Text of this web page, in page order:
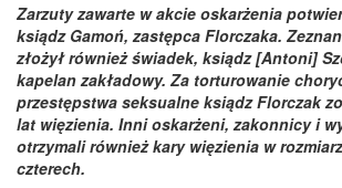
Zarzuty zawarte w akcie oskarżenia
ksiądz Gamoń, zastępca Florczaka.
złożył również świadek, ksiądz [Antoni]
kapelan zakładowy. Za torturowanie
przestępstwa seksualne ksiądz Florczak
lat więzienia. Inni oskarżeni, zakonnicy i
otrzymali również kary więzienia w
czterech.